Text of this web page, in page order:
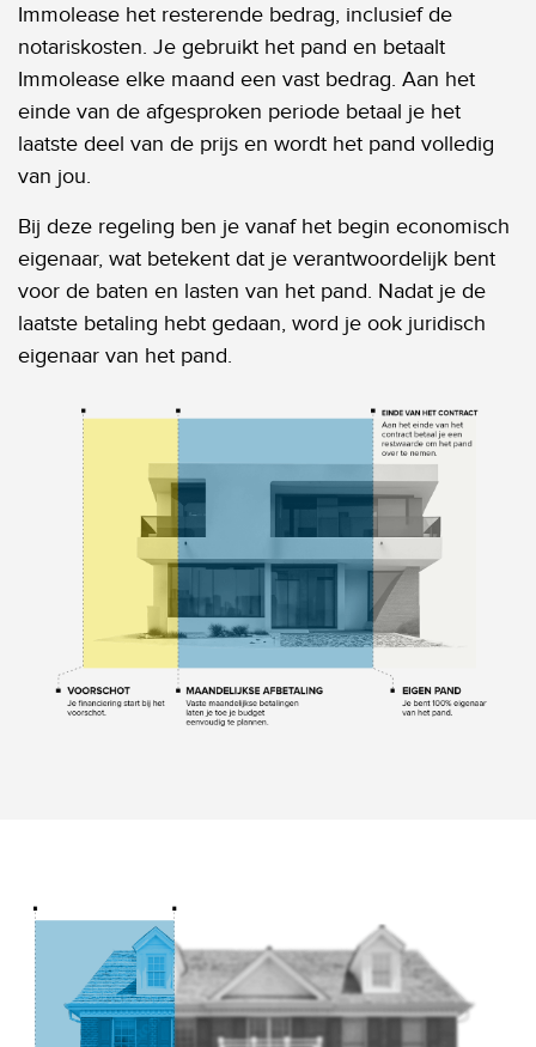
Immolease het resterende bedrag, inclusief de
notariskosten. Je gebruikt het pand en betaalt
Immolease elke maand een vast bedrag. Aan het
einde van de afgesproken periode betaal je het
laatste deel van de prijs en wordt het pand volledig
van jou.
Bij deze regeling ben je vanaf het begin economisch
eigenaar, wat betekent dat je verantwoordelijk bent
voor de baten en lasten van het pand. Nadat je de
laatste betaling hebt gedaan, word je ook juridisch
eigenaar van het pand.